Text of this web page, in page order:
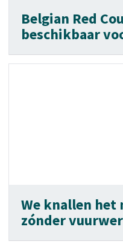
Belgian Red
beschikbaar
We knallen het
zónder